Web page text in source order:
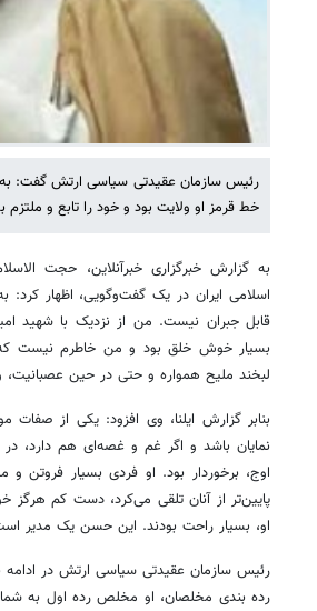
رئیس سازمان عقیدتی سیاسی ارتش گفت:
خط قرمز او ولایت بود و خود را تابع و
به گزارش خبرگزاری خبرآنلاین، حجت
اسلامی ایران در یک گفت‌وگویی، اظهار
قابل جبران نیست. من از نزدیک با شهید
بسیار خوش خلق بود و من خاطرم نیست که
لبخند ملیح همواره و حتی در حین
بنابر گزارش ایلنا، وی افزود: یکی از
نمایان باشد و اگر غم و غصه‌ای هم دارد،
اوج، برخوردار بود. او فردی بسیار فروتن و
پایین‌تر از آنان تلقی می‌کرد، دست کم هرگز
او، بسیار راحت بودند. این حسن یک مدیر
رئیس سازمان عقیدتی سیاسی ارتش در ادامه
رده بندی مخلصان، او مخلص رده اول به